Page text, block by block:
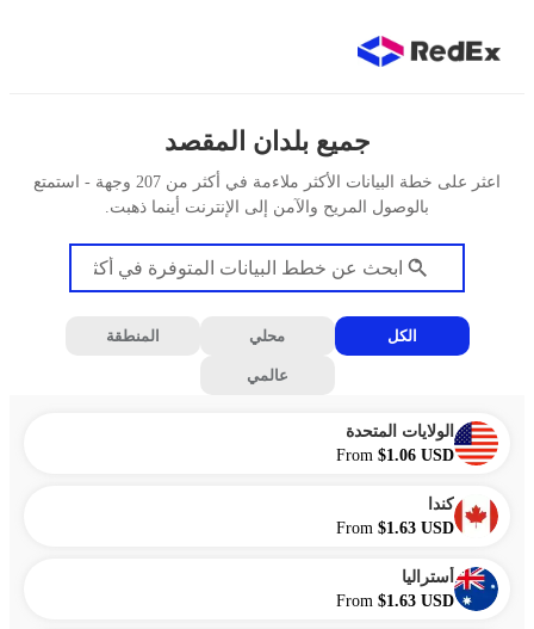
جميع بلدان المقصد
اعثر على خطة البيانات الأكثر ملاءمة في أكثر من 207 وجهة - استمتع
بالوصول المريح والآمن إلى الإنترنت أينما ذهبت.
الكل محلي المنطقة
عالمي
الولايات المتحدة
From $1.06 USD
كندا
From $1.63 USD
أستراليا
From $1.63 USD